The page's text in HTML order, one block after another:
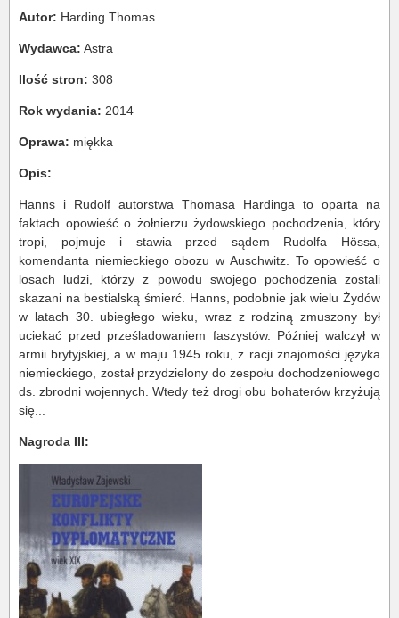
Autor: Harding Thomas
Wydawca: Astra
Ilość stron: 308
Rok wydania: 2014
Oprawa: miękka
Opis:
Hanns i Rudolf autorstwa Thomasa Hardinga to oparta na
faktach opowieść o żołnierzu żydowskiego pochodzenia, który
tropi, pojmuje i stawia przed sądem Rudolfa Hössa,
komendanta niemieckiego obozu w Auschwitz. To opowieść o
losach ludzi, którzy z powodu swojego pochodzenia zostali
skazani na bestialską śmierć. Hanns, podobnie jak wielu Żydów
w latach 30. ubiegłego wieku, wraz z rodziną zmuszony był
uciekać przed prześladowaniem faszystów. Później walczył w
armii brytyjskiej, a w maju 1945 roku, z racji znajomości języka
niemieckiego, został przydzielony do zespołu dochodzeniowego
ds. zbrodni wojennych. Wtedy też drogi obu bohaterów krzyżują
się...
Nagroda III: